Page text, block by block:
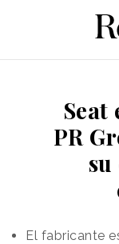
Seat
PR
El fabricante